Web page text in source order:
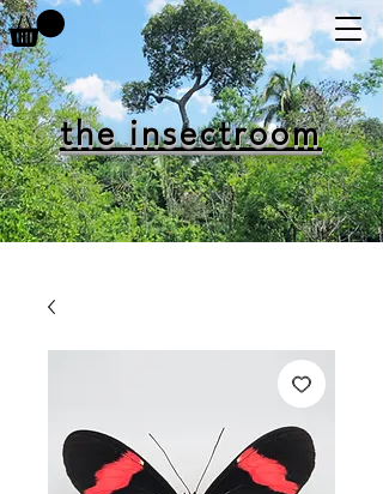
the insectroom